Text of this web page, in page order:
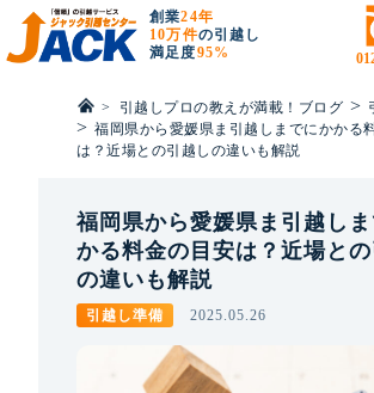
創業24年
10万件の引越し
満足度95%
> 引越しプロの教えが満載！ブログ >
> 福岡県から愛媛県ま引越しまでにかかる
は？近場との引越しの違いも解説
福岡県から愛媛県ま引越し
かる料金の目安は？近場との
の違いも解説
引越し準備 2025.05.26